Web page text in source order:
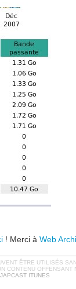
! Merci à Web
ÊTRE UTILISÉS
CONTENU OFFENSANT
JAPCAST ITUNES